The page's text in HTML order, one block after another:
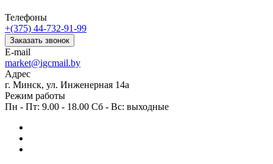
Телефоны
+(375) 44-732-91-99
Заказать звонок
E-mail
market@igcmail.by
Адрес
г. Минск, ул. Инженерная 14а
Режим работы
Пн - Пт: 9.00 - 18.00 Сб - Вс: выходные